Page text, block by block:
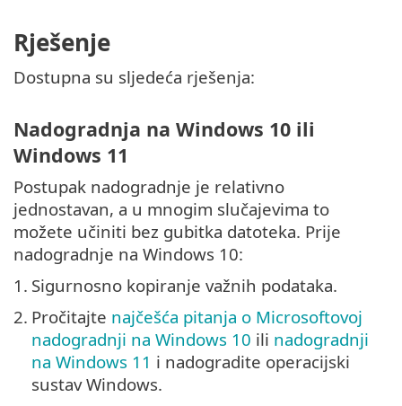
Rješenje
Dostupna su sljedeća rješenja:
Nadogradnja na Windows 10 ili
Windows 11
Postupak nadogradnje je relativno
jednostavan, a u mnogim slučajevima to
možete učiniti bez gubitka datoteka. Prije
nadogradnje na Windows 10:
1. Sigurnosno kopiranje važnih podataka.
2. Pročitajte najčešća pitanja o Microsoftovoj
nadogradnji na Windows 10 ili nadogradnji
na Windows 11 i nadogradite operacijski
sustav Windows.